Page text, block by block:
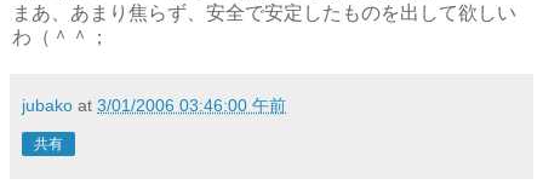
まあ、あまり焦らず、安全で安定したものを出して欲しい
わ（＾＾；
jubako at 3/01/2006 03:46:00 午前
共有